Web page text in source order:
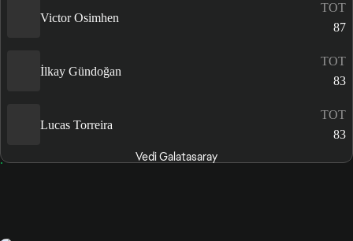
Victor Osimhen
TOT
87
İlkay Gündoğan
TOT
83
Lucas Torreira
TOT
83
Vedi Galatasaray